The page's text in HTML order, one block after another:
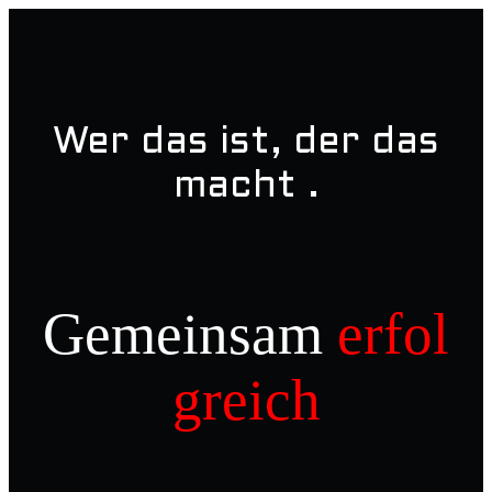
Wer das ist, der das
macht .
Gemeinsam erfol
greich